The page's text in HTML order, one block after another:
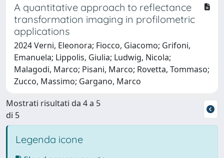
A quantitative approach to reflectance
transformation imaging in profilometric
applications
2024 Verni, Eleonora; Fiocco, Giacomo; Grifoni,
Emanuela; Lippolis, Giulia; Ludwig, Nicola;
Malagodi, Marco; Pisani, Marco; Rovetta, Tommaso;
Zucco, Massimo; Gargano, Marco
Mostrati risultati da 4 a 5
di 5
Legenda icone